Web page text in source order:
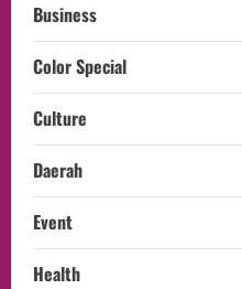
Business
Color Special
Culture
Daerah
Event
Health